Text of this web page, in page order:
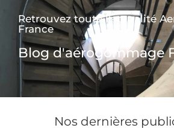
Retrouvez toute l'actualité
France
Blog d'aérogommage
Nos dernières